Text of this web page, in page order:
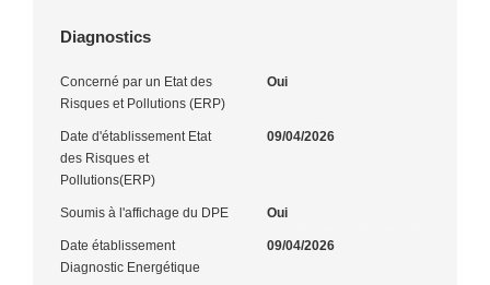
Diagnostics
Concerné par un Etat des
Risques et Pollutions (ERP)
Oui
Date d'établissement Etat
des Risques et
Pollutions(ERP)
09/04/2026
Soumis à l'affichage du DPE Oui
Date établissement
Diagnostic Energétique
09/04/2026